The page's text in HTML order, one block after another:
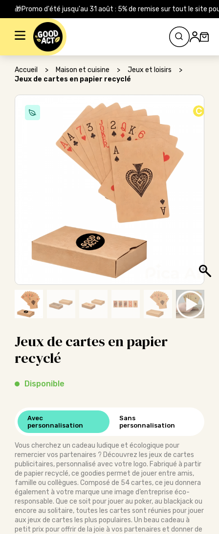
🎁Promo d'été jusqu'au 31 août : 5% de remise sur tout le site
Rechercher :
Accueil > Maison et cuisine > Jeux et loisirs
>
Jeux de cartes en papier recyclé
C
Jeux de cartes en papier
recyclé
Disponible
Avec
personnalisation
Sans
personnalisation
Vous cherchez un cadeau ludique et écologique pour
remercier vos partenaires ? Découvrez les jeux de cartes
publicitaires, personnalisé avec votre logo. Fabriqué à partir
de papier recyclé, ce goodies permet de jouer entre amis,
famille ou collègues. Composé de 54 cartes, ce jeu donnera
également à votre marque une image d’entreprise éco-
responsable. Que ce soit pour jouer au poker, au blackjack ou
encore au solitaire, toutes les cartes sont réunies pour jouer
aux jeux de cartes les plus populaires. Un beau cadeau à
petit prix pour offrir de la joie à vos partenaires et donner de